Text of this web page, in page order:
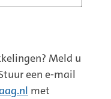
Meld u
een e-mail
met